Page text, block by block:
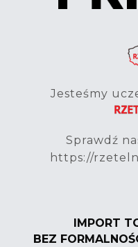
Jesteśmy
Sprawdź
https://
IMPORT
BEZ